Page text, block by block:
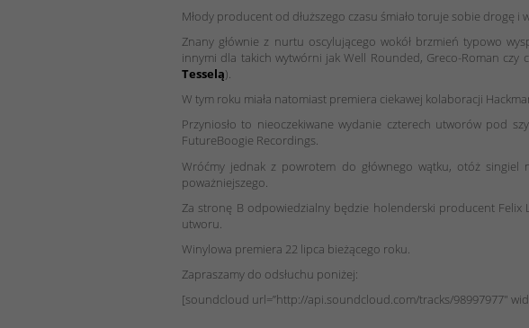
Młody producent od dłuższego czasu śmiało toruje sobie drogę
Znany głównie z nurtu oscylującego wokół brzmień typowo
innymi dla takich wytwórni jak Well Rounded, Greco-Roman czy
Tesselą).
W tym roku miała natomiast premiera ciekawej kolaboracji
Przyniosło to nieoczekiwane wydanie czterech utworów pod
FutureBoogie Recordings.
Wróćmy jednak z powrotem do głównego wątku, otóż singiel
poważniejszego.
Za stronę B odpowiedzialny będzie holenderski producent Felix
utworu.
Winylowa premiera 22 lipca bieżącego roku.
Zapraszamy do odsłuchu poniżej:
[soundcloud url=”http://api.soundcloud.com/tracks/98997977″